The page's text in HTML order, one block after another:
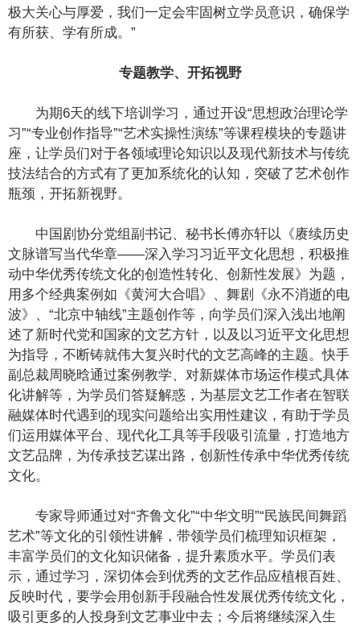
极大关心与厚爱，我们一定会牢固树立学员意识，确保学
有所获、学有所成。”
专题教学、开拓视野
为期6天的线下培训学习，通过开设“思想政治理论学
习”“专业创作指导”“艺术实操性演练”等课程模块的专题讲
座，让学员们对于各领域理论知识以及现代新技术与传统
技法结合的方式有了更加系统化的认知，突破了艺术创作
瓶颈，开拓新视野。
中国剧协分党组副书记、秘书长傅亦轩以《赓续历史
文脉谱写当代华章——深入学习习近平文化思想，积极推
动中华优秀传统文化的创造性转化、创新性发展》为题，
用多个经典案例如《黄河大合唱》、舞剧《永不消逝的电
波》、“北京中轴线”主题创作等，向学员们深入浅出地阐
述了新时代党和国家的文艺方针，以及以习近平文化思想
为指导，不断铸就伟大复兴时代的文艺高峰的主题。快手
副总裁周晓晗通过案例教学、对新媒体市场运作模式具体
化讲解等，为学员们答疑解惑，为基层文艺工作者在智联
融媒体时代遇到的现实问题给出实用性建议，有助于学员
们运用媒体平台、现代化工具等手段吸引流量，打造地方
文艺品牌，为传承技艺谋出路，创新性传承中华优秀传统
文化。
专家导师通过对“齐鲁文化”“中华文明”“民族民间舞蹈
艺术”等文化的引领性讲解，带领学员们梳理知识框架，
丰富学员们的文化知识储备，提升素质水平。学员们表
示，通过学习，深切体会到优秀的文艺作品应植根百姓、
反映时代，要学会用创新手段融合性发展优秀传统文化，
吸引更多的人投身到文艺事业中去；今后将继续深入生